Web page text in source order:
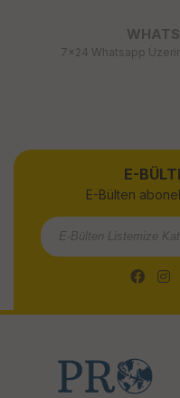
7x24 Whatsapp
E-
E-Bülten